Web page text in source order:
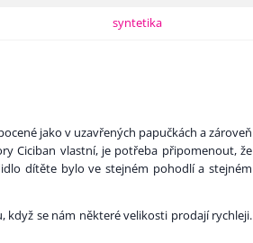
syntetika
jako v uzavřených papučkách a zároveň
Ciciban vlastní, je potřeba připomenout, že
dítěte bylo ve stejném pohodlí a stejném
když se nám některé velikosti prodají rychleji.